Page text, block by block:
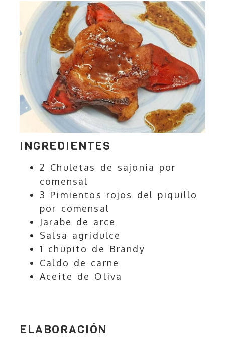
INGREDIENTES
2 Chuletas de sajonia por
comensal
3 Pimientos rojos del piquillo
por comensal
Jarabe de arce
Salsa agridulce
1 chupito de Brandy
Caldo de carne
Aceite de Oliva
ELABORACIÓN